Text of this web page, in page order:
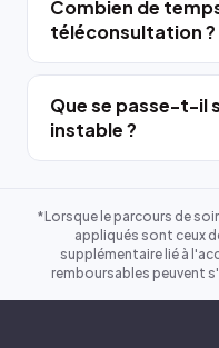
Combien de
téléconsultation ?
Que se passe-t-il
instable ?
*Lorsque le parcours de
appliqués sont ceux
supplémentaire lié à
remboursables peuvent